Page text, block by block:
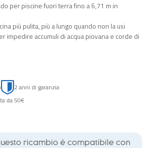
per piscine fuori terra fino a 6,71 m in
più pulita, più a lungo quando non la usi
impedire accumuli di acqua piovana e corde di
2 anni di garanzia
da 50€
ricambio è compatibile con